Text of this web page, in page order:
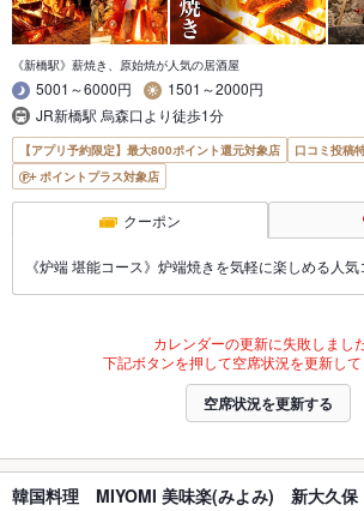
《新橋駅》薪焼き、原始焼が人気の居酒屋
5001～6000円
1501～2000円
JR新橋駅 烏森口より徒歩1分
【アプリ予約限定】最大800ポイント還元対象店 口コミ投稿
ポイントプラス対象店
クーポン
《炉端 堪能コース》炉端焼きを気軽に楽しめる人
カレンダーの更新に失敗しました
下記ボタンを押して空席状況を更新して
空席状況を更新する
韓国料理 MIYOMI 美味楽(みよみ) 新大久保